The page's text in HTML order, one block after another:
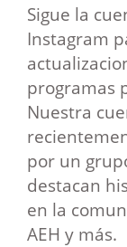
Sigue la
Instagram
programas
Nuestra
por un
destacan
en la
AEH y más.